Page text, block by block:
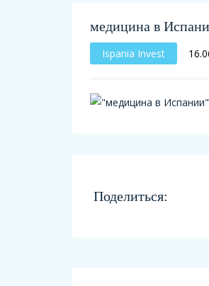
медицина в
Ispania Invest
Поделиться: